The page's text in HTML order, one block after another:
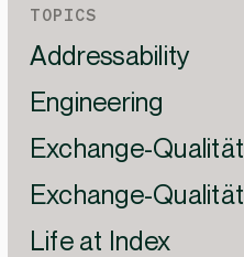
TOPICS
Addressability
Engineering
Exchange-Qualität
Exchange-Qualität
Life at Index